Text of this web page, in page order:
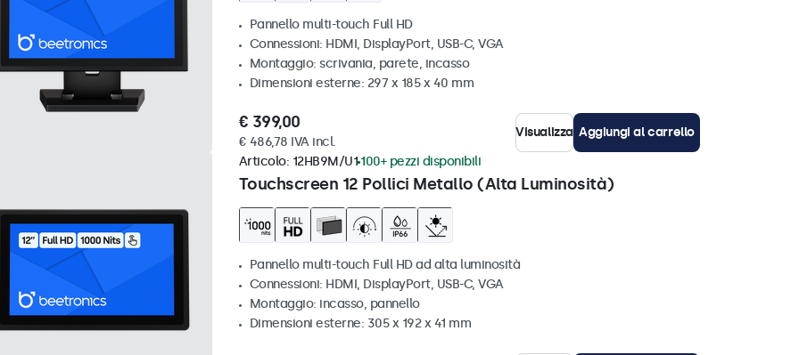
Pannello multi-touch Full HD
Connessioni: HDMI, DisplayPort, USB-C, VGA
Montaggio: scrivania, parete, incasso
Dimensioni esterne: 297 x 185 x 40 mm
€ 399,00
€ 486,78 IVA incl.
Visualizza Aggiungi al carrello
Touchscreen 12 Pollici Metallo (Alta Luminosità)
Articolo: 12HB9M/U1 100+ pezzi disponibili
Pannello multi-touch Full HD ad alta luminosità
Connessioni: HDMI, DisplayPort, USB-C, VGA
Montaggio: incasso, pannello
Dimensioni esterne: 305 x 192 x 41 mm